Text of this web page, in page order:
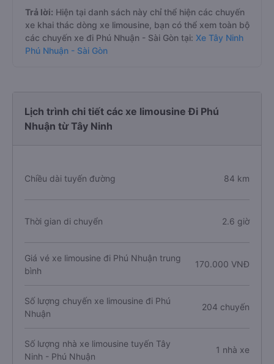
Trả lời: Hiện tại danh sách này chỉ thể hiện các chuyến
xe khai thác dòng xe limousine, bạn có thể xem toàn bộ
các chuyến xe đi Phú Nhuận - Sài Gòn tại: Xe Tây Ninh
Phú Nhuận - Sài Gòn
Lịch trình chi tiết các xe limousine Đi Phú
Nhuận từ Tây Ninh
Chiều dài tuyến đường 84 km
Thời gian di chuyển 2.6 giờ
Giá vé xe limousine đi Phú Nhuận trung
bình
170.000 VNĐ
Số lượng chuyến xe limousine đi Phú
Nhuận
204 chuyến
Số lượng nhà xe limousine tuyến Tây
Ninh - Phú Nhuận
1 nhà xe